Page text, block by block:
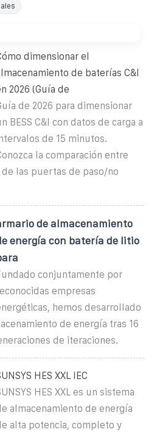
dimensionar el
de baterías C&I
2026 (Guía de
de 2026 para dimensionar
BESS C&I con datos de carga a
de 15 minutos.
la comparación entre
las puertas de paso/no
de almacenamiento
energía con batería de litio
conjuntamente por
empresas
hemos desarrollado
de energía tras 16
de iteraciones.
HES XXL IEC
HES XXL es un sistema
almacenamiento de energía
alta potencia, completo y